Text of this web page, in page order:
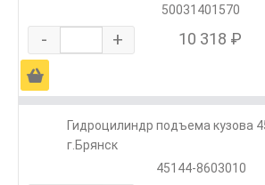
50031401570
- + 10 318 ₽
Ä
Гидроцилиндр подъема кузова
г.Брянск
45144-8603010